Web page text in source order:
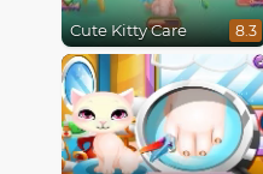
Cute Kitty Care 8.3